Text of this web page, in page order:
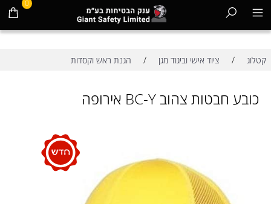
0
קטלוג / ציוד אישי וביגוד מגן / הגנת ראש וקסדות
כובע חבטות צהוב BC-Y אירופה